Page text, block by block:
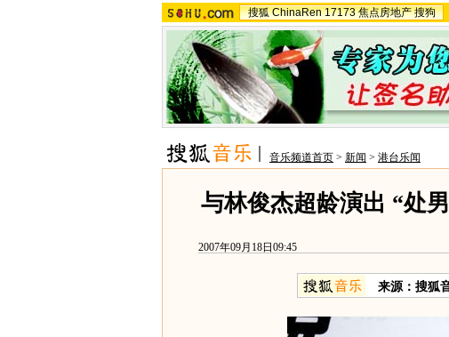
搜狐 ChinaRen 17173 焦点房地产 搜狗
音乐频道首页 > 新闻 > 港台乐闻
与林俊杰超龄演出 “处
2007年09月18日09:45
来源：搜狐